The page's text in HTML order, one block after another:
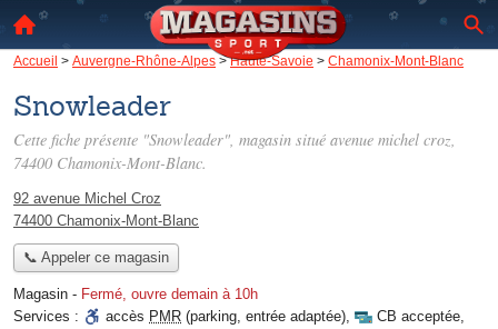
Accueil > Auvergne-Rhône-Alpes >Haute-Savoie > Chamonix-Mont-Blanc
Snowleader
Cette fiche présente "Snowleader", magasin situé avenue michel croz,
74400 Chamonix-Mont-Blanc.
92 avenue Michel Croz
74400 Chamonix-Mont-Blanc
📞 Appeler ce magasin
Magasin - Fermé, ouvre demain à 10h
Services :
accès PMR (parking, entrée adaptée), CB acceptée,